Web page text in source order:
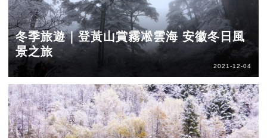
冬季旅遊｜登黃山賞霧凇雲海 安徽冬日風
景之旅
2021-12-04